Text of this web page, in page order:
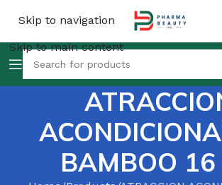
Skip to navigation
Skip to main content
BAMBOO 16